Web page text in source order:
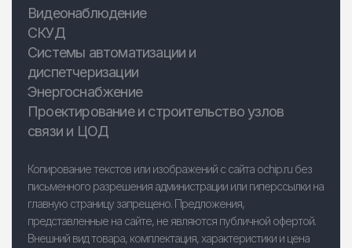
Видеонаблюдение
СКУД
Системы автоматизации и
диспетчеризации
Энергоснабжение
Проектирование и строительство узлов
связи и ЦОД
Копирование текстов или изображений с сайта ochip.ru без
письменного разрешения администрации или гиперссылки на
главную страницу запрещено. Предложения,
представленные на сайте, не являются публичной офертой.
Внешний вид товара, комплектация, характеристики и цена